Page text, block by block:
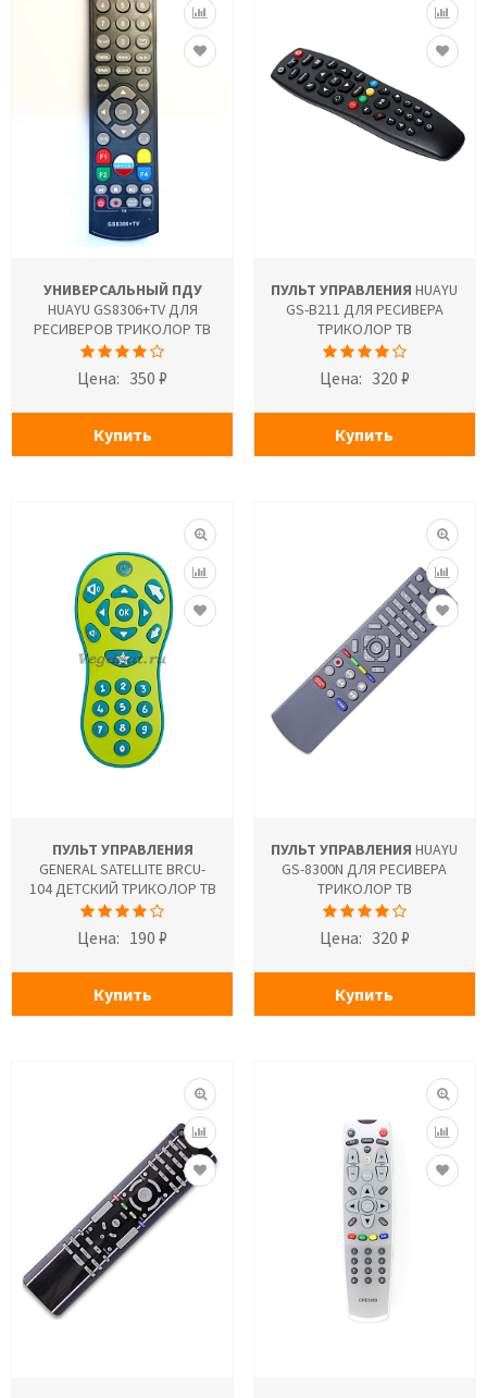
УНИВЕРСАЛЬНЫЙ ПДУ
HUAYU GS8306+TV ДЛЯ
РЕСИВЕРОВ ТРИКОЛОР ТВ
Цена: 350 ₽
Купить
ПУЛЬТ УПРАВЛЕНИЯ HUAYU
GS-B211 ДЛЯ РЕСИВЕРА
ТРИКОЛОР ТВ
Цена: 320 ₽
Купить
ПУЛЬТ УПРАВЛЕНИЯ
GENERAL SATELLITE BRCU-
104 ДЕТСКИЙ ТРИКОЛОР ТВ
Цена: 190 ₽
Купить
ПУЛЬТ УПРАВЛЕНИЯ HUAYU
GS-8300N ДЛЯ РЕСИВЕРА
ТРИКОЛОР ТВ
Цена: 320 ₽
Купить